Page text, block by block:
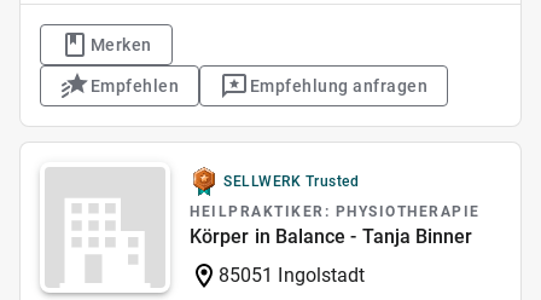
Merken
Empfehlen Empfehlung anfragen
SELLWERK Trusted
HEILPRAKTIKER: PHYSIOTHERAPIE
Körper in Balance - Tanja Binner
85051 Ingolstadt